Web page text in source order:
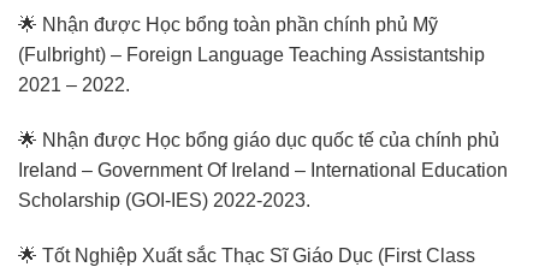
🌟 Nhận được Học bổng toàn phần chính phủ Mỹ
(Fulbright) – Foreign Language Teaching Assistantship
2021 – 2022.
🌟 Nhận được Học bổng giáo dục quốc tế của chính phủ
Ireland – Government Of Ireland – International Education
Scholarship (GOI-IES) 2022-2023.
🌟 Tốt Nghiệp Xuất sắc Thạc Sĩ Giáo Dục (First Class